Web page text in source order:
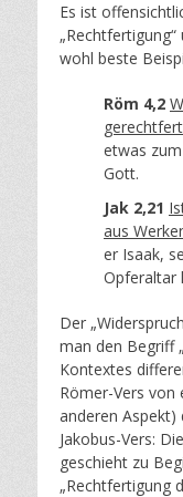
Es ist
wohl beste
Röm 4,2
etwas
Gott.
Jak 2,21
aus
er Isaak,
Opferaltar
Der
man den Begriff
Kontextes
Römer-Vers von
anderen Aspekt)
Jakobus-Vers:
geschieht zu
„Rechtfertigung